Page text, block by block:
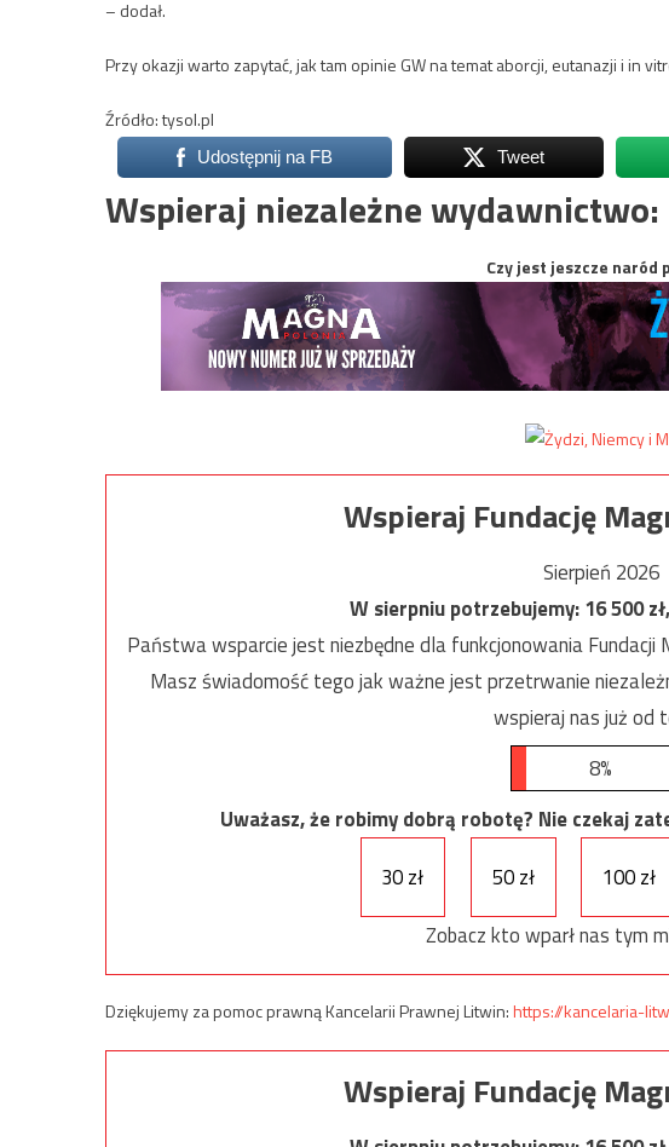
– dodał.
Przy okazji warto zapytać, jak tam opinie GW na temat aborcji, eutanazji i in
Źródło: tysol.pl
Udostępnij na FB Tweet
Wspieraj niezależne wydawnictwo:
Czy jest jeszcze naród
Wspieraj Fundację
Sierpień 2026
W sierpniu potrzebujemy:16 500
Państwa wsparcie jest niezbędne dla funkcjonowania Fundacji
Masz świadomość tego jak ważne jest przetrwanie
wspieraj nas już od
8%
Uważasz, że robimy dobrą robotę? Nie czekaj
30 zł
50 zł 100 zł
Zobacz kto wparł nas tym
Dziękujemy za pomoc prawną Kancelarii Prawnej Litwin:https://kancelaria-
Wspieraj Fundację